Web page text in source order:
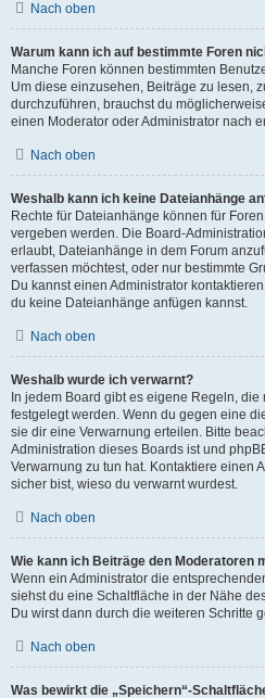
Nach oben
Warum kann ich auf bestimmte Foren
Manche Foren können bestimmten
Um diese einzusehen, Beiträge zu lesen,
durchzuführen, brauchst du
einen Moderator oder Administrator nach
Nach oben
Weshalb kann ich keine Dateianhänge
Rechte für Dateianhänge können für
vergeben werden. Die Board-
erlaubt, Dateianhänge in dem Forum
verfassen möchtest, oder nur bestimmte
Du kannst einen Administrator
du keine Dateianhänge anfügen kannst.
Nach oben
Weshalb wurde ich verwarnt?
In jedem Board gibt es eigene Regeln,
festgelegt werden. Wenn du gegen eine
sie dir eine Verwarnung erteilen. Bitte
Administration dieses Boards ist und
Verwarnung zu tun hat. Kontaktiere einen
sicher bist, wieso du verwarnt wurdest.
Nach oben
Wie kann ich Beiträge den Moderatoren
Wenn ein Administrator die
siehst du eine Schaltfläche in der Nähe
Du wirst dann durch die weiteren Schritte
Nach oben
Was bewirkt die „Speichern“-